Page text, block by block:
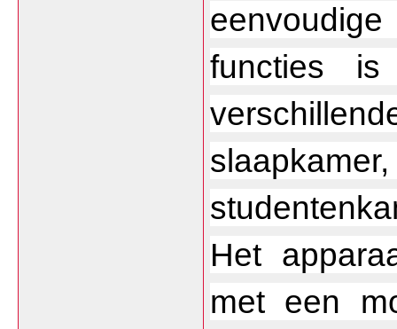
functies
Het
met een